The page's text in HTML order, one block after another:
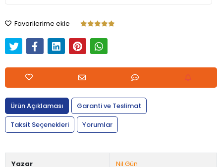
Favorilerime ekle
Ürün Açıklaması
Garanti ve Teslimat
Taksit Seçenekleri
Yorumlar
Yazar Nil Gün